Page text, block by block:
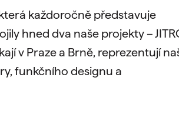
každoročně představuje
hned dva naše projekty –
v Praze a Brně, reprezentují
funkčního designu a